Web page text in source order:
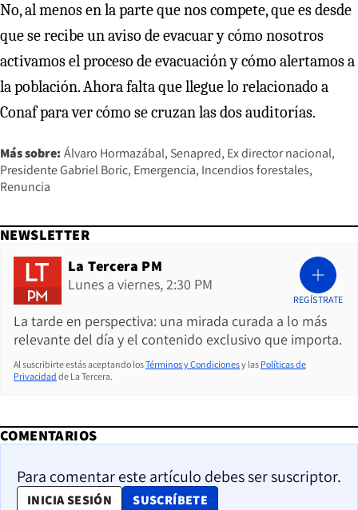
No, al menos en la parte que nos compete, que es desde
que se recibe un aviso de evacuar y cómo nosotros
activamos el proceso de evacuación y cómo alertamos a
la población. Ahora falta que llegue lo relacionado a
Conaf para ver cómo se cruzan las dos auditorías.
Más sobre: Álvaro Hormazábal Senapred Ex director nacional
Presidente Gabriel Boric Emergencia Incendios forestales
Renuncia
NEWSLETTER
La Tercera PM
Lunes a viernes, 2:30 PM
La tarde en perspectiva: una mirada curada a lo más
relevante del día y el contenido exclusivo que importa.
REGÍSTRATE
Al suscribirte estás aceptando losTérminos y Condicionesy las Políticas de
Privacidad de La Tercera.
COMENTARIOS
Para comentar este artículo debes ser suscriptor.
INICIA SESIÓN SUSCRÍBETE
OPENS IN NEW WINDOW